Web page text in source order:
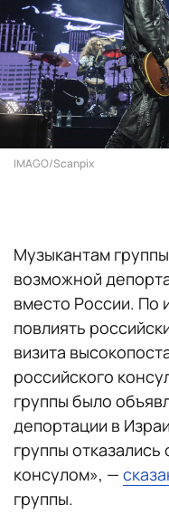
IMAGO/Scanpix
Музыкантам
возможной
вместо России. По
повлиять
визита
российского
группы было
депортации в
группы
консулом», —
группы.